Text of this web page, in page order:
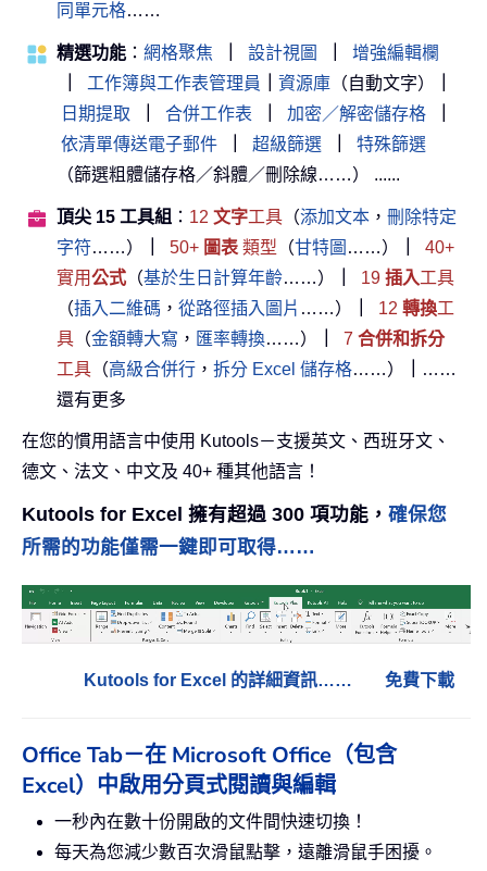
同單元格……
精選功能 ： 網格聚焦 設計視圖
增強編輯欄
工作簿與工作表管理員 資源庫 （自動文字）
日期提取
合併工作表 加密／解密儲存格
依清單傳送電子郵件
超級篩選
特殊篩選
（篩選粗體儲存格／斜體／刪除線……） ......
頂尖 15 工具組 ： 12 文字工具 （添加文本 ， 刪除特定
字符……） 50+ 圖表 類型 （甘特圖 ……）
40+
實用公式 （基於生日計算年齡……） 19 插入工具
（插入二維碼 ， 從路徑插入圖片 ……） 12 轉換工
具 （金額轉大寫 ， 匯率轉換……） 7 合併和拆分
工具 （高級合併行 ， 拆分 Excel 儲存格……）
……
還有更多
在您的慣用語言中使用 Kutools－支援英文、西班牙文、
德文、法文、中文及 40+ 種其他語言！
Kutools for Excel 擁有超過 300 項功能， 確保您
所需的功能僅需一鍵即可取得……
Kutools for Excel 的詳細資訊…… 免費下載
Office Tab－在 Microsoft Office（包含
Excel）中啟用分頁式閱讀與編輯
一秒內在數十份開啟的文件間快速切換！
每天為您減少數百次滑鼠點擊，遠離滑鼠手困擾。